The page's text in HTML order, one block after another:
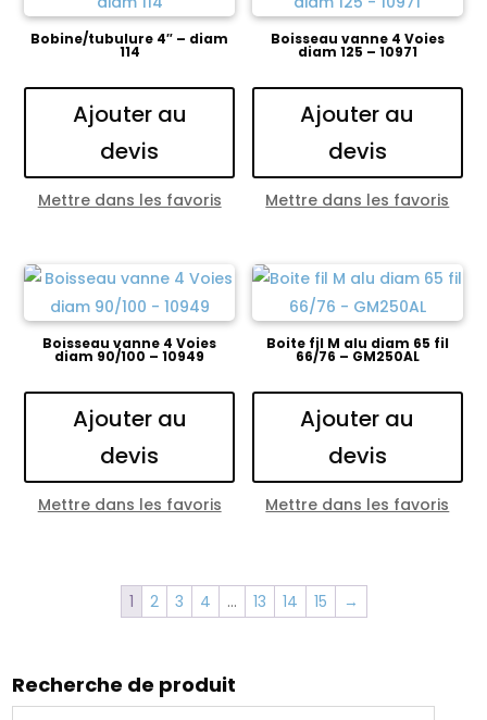
Bobine/tubulure 4″ – diam
114
Ajouter au
devis
Mettre dans les favoris
Boisseau vanne 4 Voies
diam 125 – 10971
Ajouter au
devis
Mettre dans les favoris
Boisseau vanne 4 Voies
diam 90/100 – 10949
Ajouter au
devis
Mettre dans les favoris
Boite fil M alu diam 65 fil
66/76 – GM250AL
Ajouter au
devis
Mettre dans les favoris
1 2 3 4 … 13 14 15 →
Recherche de produit